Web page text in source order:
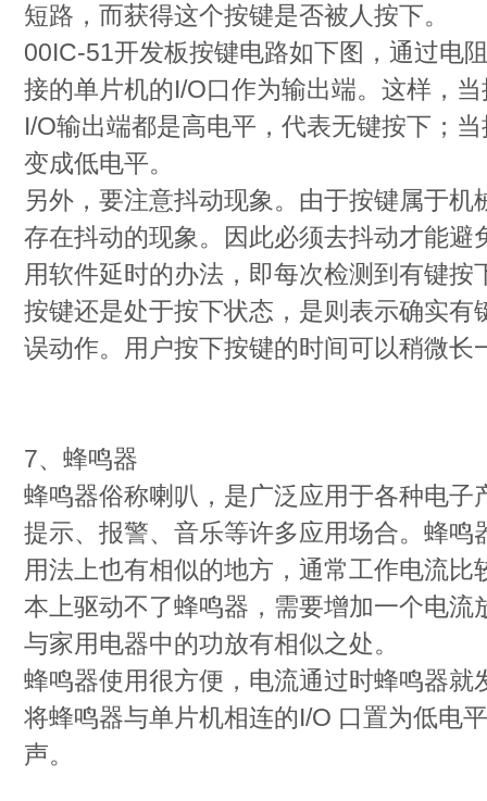
短路，而获得这个按键是否被人按下。
00IC-51开发板按键电路如下图，通过电
接的单片机的I/O口作为输出端。这样，
I/O输出端都是高电平，代表无键按下；
变成低电平。
另外，要注意抖动现象。由于按键属于机
存在抖动的现象。因此必须去抖动才能避
用软件延时的办法，即每次检测到有键按
按键还是处于按下状态，是则表示确实有
误动作。用户按下按键的时间可以稍微长
7、蜂鸣器
蜂鸣器俗称喇叭，是广泛应用于各种电子
提示、报警、音乐等许多应用场合。蜂鸣
用法上也有相似的地方，通常工作电流比
本上驱动不了蜂鸣器，需要增加一个电流
与家用电器中的功放有相似之处。
蜂鸣器使用很方便，电流通过时蜂鸣器就
将蜂鸣器与单片机相连的I/O 口置为低电
声。